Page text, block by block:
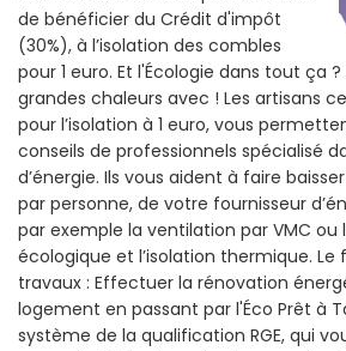
de bénéficier du Crédit d'impôt
(30%), à l’isolation des combles
pour 1 euro. Et l'Écologie dans tout ça ?
grandes chaleurs avec ! Les artisans
pour l’isolation à 1 euro, vous
conseils de professionnels spécialisé
d’énergie. Ils vous aident à faire
par personne, de votre fournisseur
par exemple la ventilation par VMC ou
écologique et l’isolation thermique.
travaux : Effectuer la rénovation
logement en passant par l'Éco Prêt à
système de la qualification RGE, qui